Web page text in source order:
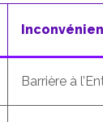
Barrière à